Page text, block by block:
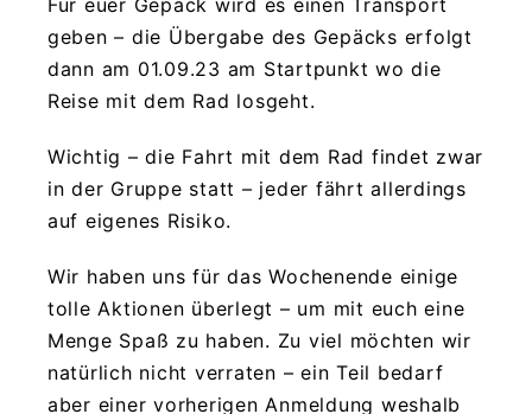
Für euer Gepäck wird es einen Transport
geben – die Übergabe des Gepäcks erfolgt
dann am 01.09.23 am Startpunkt wo die
Reise mit dem Rad losgeht.
Wichtig – die Fahrt mit dem Rad findet zwar
in der Gruppe statt – jeder fährt allerdings
auf eigenes Risiko.
Wir haben uns für das Wochenende einige
tolle Aktionen überlegt – um mit euch eine
Menge Spaß zu haben. Zu viel möchten wir
natürlich nicht verraten – ein Teil bedarf
aber einer vorherigen Anmeldung weshalb